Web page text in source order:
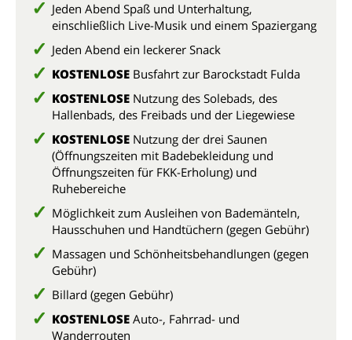
Jeden Abend Spaß und Unterhaltung,
einschließlich Live-Musik und einem Spaziergang
Jeden Abend ein leckerer Snack
KOSTENLOSE Busfahrt zur Barockstadt Fulda
KOSTENLOSE Nutzung des Solebads, des
Hallenbads, des Freibads und der Liegewiese
KOSTENLOSE Nutzung der drei Saunen
(Öffnungszeiten mit Badebekleidung und
Öffnungszeiten für FKK-Erholung) und
Ruhebereiche
Möglichkeit zum Ausleihen von Bademänteln,
Hausschuhen und Handtüchern (gegen Gebühr)
Massagen und Schönheitsbehandlungen (gegen
Gebühr)
Billard (gegen Gebühr)
KOSTENLOSE Auto-, Fahrrad- und
Wanderrouten